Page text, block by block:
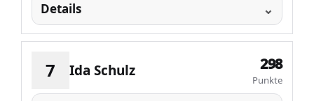
Details
7 Ida Schulz 298
Punkte